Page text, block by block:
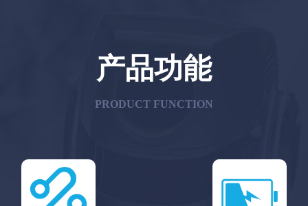
产品功能
PRODUCT FUNCTION